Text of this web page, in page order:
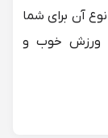
آن برای شما
ورزش خوب و